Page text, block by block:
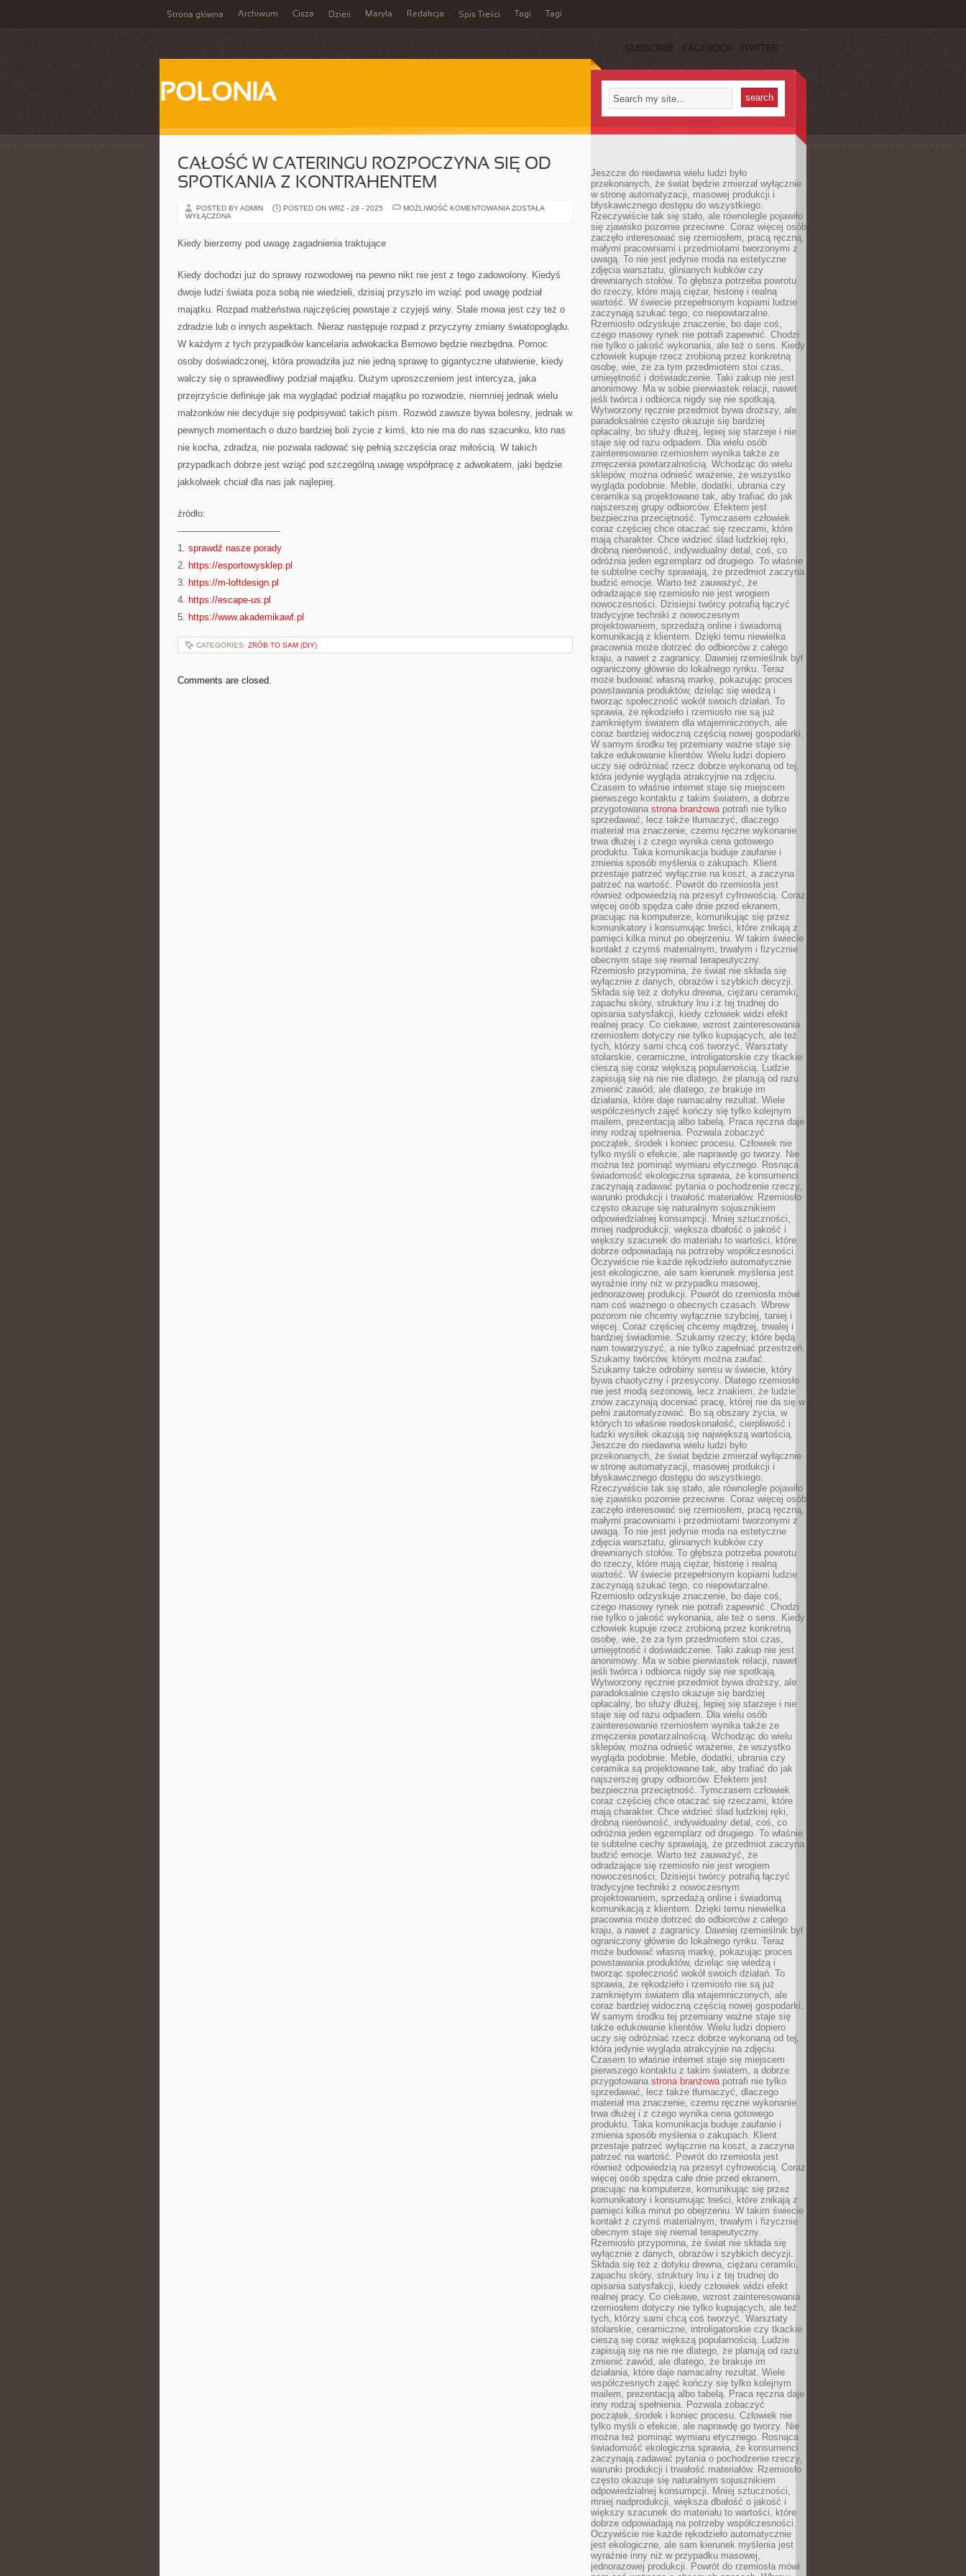
Strona główna Archiwum Cisza Dzień Maryla Redakcja Spis Treści Tagi Tagi
SUBSCRIBE FACEBOOK TWITTER
POLONIA
CAŁOŚĆ W CATERINGU ROZPOCZYNA SIĘ OD
SPOTKANIA Z KONTRAHENTEM
POSTED BY ADMIN POSTED ON WRZ - 29 - 2025 MOŻLIWOŚĆ KOMENTOWANIA CAŁOŚĆ
KONTRAHENTEM
ZOSTAŁA
WYŁĄCZONA
Kiedy bierzemy pod uwagę zagadnienia traktujące
Kiedy dochodzi już do sprawy rozwodowej na pewno nikt nie jest z tego zadowolony. Kiedyś
dwoje ludzi świata poza sobą nie wiedzieli, dzisiaj przyszło im wziąć pod uwagę podział
majątku. Rozpad małżeństwa najczęściej powstaje z czyjejś winy. Stale mowa jest czy też o
zdradzie lub o innych aspektach. Nieraz następuje rozpad z przyczyny zmiany światopoglądu.
W każdym z tych przypadków kancelaria adwokacka Bemowo będzie niezbędna. Pomoc
osoby doświadczonej, która prowadziła już nie jedną sprawę to gigantyczne ułatwienie, kiedy
walczy się o sprawiedliwy podział majątku. Dużym uproszczeniem jest intercyza, jaka
przejrzyście definiuje jak ma wyglądać podział majątku po rozwodzie, niemniej jednak wielu
małżonków nie decyduje się podpisywać takich pism. Rozwód zawsze bywa bolesny, jednak w
pewnych momentach o dużo bardziej boli życie z kimś, kto nie ma do nas szacunku, kto nas
nie kocha, zdradza, nie pozwala radować się pełnią szczęścia oraz miłością. W takich
przypadkach dobrze jest wziąć pod szczególną uwagę współpracę z adwokatem, jaki będzie
jakkolwiek chciał dla nas jak najlepiej.
źródło:
———————————
1. sprawdź nasze porady
2. https://esportowysklep.pl
3. https://m-loftdesign.pl
4. https://escape-us.pl
5. https://www.akademikawf.pl
CATEGORIES: ZRÓB TO SAM (DIY)
Comments are closed.
Jeszcze do niedawna wielu ludzi było
przekonanych, że świat będzie zmierzał wyłącznie
w stronę automatyzacji, masowej produkcji i
błyskawicznego dostępu do wszystkiego.
Rzeczywiście tak się stało, ale równolegle pojawiło
się zjawisko pozornie przeciwne. Coraz więcej osób
zaczęło interesować się rzemiosłem, pracą ręczną,
małymi pracowniami i przedmiotami tworzonymi z
uwagą. To nie jest jedynie moda na estetyczne
zdjęcia warsztatu, glinianych kubków czy
drewnianych stołów. To głębsza potrzeba powrotu
do rzeczy, które mają ciężar, historię i realną
wartość. W świecie przepełnionym kopiami ludzie
zaczynają szukać tego, co niepowtarzalne.
Rzemiosło odzyskuje znaczenie, bo daje coś,
czego masowy rynek nie potrafi zapewnić. Chodzi
nie tylko o jakość wykonania, ale też o sens. Kiedy
człowiek kupuje rzecz zrobioną przez konkretną
osobę, wie, że za tym przedmiotem stoi czas,
umiejętność i doświadczenie. Taki zakup nie jest
anonimowy. Ma w sobie pierwiastek relacji, nawet
jeśli twórca i odbiorca nigdy się nie spotkają.
Wytworzony ręcznie przedmiot bywa droższy, ale
paradoksalnie często okazuje się bardziej
opłacalny, bo służy dłużej, lepiej się starzeje i nie
staje się od razu odpadem. Dla wielu osób
zainteresowanie rzemiosłem wynika także ze
zmęczenia powtarzalnością. Wchodząc do wielu
sklepów, można odnieść wrażenie, że wszystko
wygląda podobnie. Meble, dodatki, ubrania czy
ceramika są projektowane tak, aby trafiać do jak
najszerszej grupy odbiorców. Efektem jest
bezpieczna przeciętność. Tymczasem człowiek
coraz częściej chce otaczać się rzeczami, które
mają charakter. Chce widzieć ślad ludzkiej ręki,
drobną nierówność, indywidualny detal, coś, co
odróżnia jeden egzemplarz od drugiego. To właśnie
te subtelne cechy sprawiają, że przedmiot zaczyna
budzić emocje. Warto też zauważyć, że
odradzające się rzemiosło nie jest wrogiem
nowoczesności. Dzisiejsi twórcy potrafią łączyć
tradycyjne techniki z nowoczesnym
projektowaniem, sprzedażą online i świadomą
komunikacją z klientem. Dzięki temu niewielka
pracownia może dotrzeć do odbiorców z całego
kraju, a nawet z zagranicy. Dawniej rzemieślnik był
ograniczony głównie do lokalnego rynku. Teraz
może budować własną markę, pokazując proces
powstawania produktów, dzieląc się wiedzą i
tworząc społeczność wokół swoich działań. To
sprawia, że rękodzieło i rzemiosło nie są już
zamkniętym światem dla wtajemniczonych, ale
coraz bardziej widoczną częścią nowej gospodarki.
W samym środku tej przemiany ważne staje się
także edukowanie klientów. Wielu ludzi dopiero
uczy się odróżniać rzecz dobrze wykonaną od tej,
która jedynie wygląda atrakcyjnie na zdjęciu.
Czasem to właśnie internet staje się miejscem
pierwszego kontaktu z takim światem, a dobrze
przygotowana strona branżowapotrafi nie tylko
sprzedawać, lecz także tłumaczyć, dlaczego
materiał ma znaczenie, czemu ręczne wykonanie
trwa dłużej i z czego wynika cena gotowego
produktu. Taka komunikacja buduje zaufanie i
zmienia sposób myślenia o zakupach. Klient
przestaje patrzeć wyłącznie na koszt, a zaczyna
patrzeć na wartość. Powrót do rzemiosła jest
również odpowiedzią na przesyt cyfrowością. Coraz
więcej osób spędza całe dnie przed ekranem,
pracując na komputerze, komunikując się przez
komunikatory i konsumując treści, które znikają z
pamięci kilka minut po obejrzeniu. W takim świecie
kontakt z czymś materialnym, trwałym i fizycznie
obecnym staje się niemal terapeutyczny.
Rzemiosło przypomina, że świat nie składa się
wyłącznie z danych, obrazów i szybkich decyzji.
Składa się też z dotyku drewna, ciężaru ceramiki,
zapachu skóry, struktury lnu i z tej trudnej do
opisania satysfakcji, kiedy człowiek widzi efekt
realnej pracy. Co ciekawe, wzrost zainteresowania
rzemiosłem dotyczy nie tylko kupujących, ale też
tych, którzy sami chcą coś tworzyć. Warsztaty
stolarskie, ceramiczne, introligatorskie czy tkackie
cieszą się coraz większą popularnością. Ludzie
zapisują się na nie nie dlatego, że planują od razu
zmienić zawód, ale dlatego, że brakuje im
działania, które daje namacalny rezultat. Wiele
współczesnych zajęć kończy się tylko kolejnym
mailem, prezentacją albo tabelą. Praca ręczna daje
inny rodzaj spełnienia. Pozwala zobaczyć
początek, środek i koniec procesu. Człowiek nie
tylko myśli o efekcie, ale naprawdę go tworzy. Nie
można też pominąć wymiaru etycznego. Rosnąca
świadomość ekologiczna sprawia, że konsumenci
zaczynają zadawać pytania o pochodzenie rzeczy,
warunki produkcji i trwałość materiałów. Rzemiosło
często okazuje się naturalnym sojusznikiem
odpowiedzialnej konsumpcji. Mniej sztuczności,
mniej nadprodukcji, większa dbałość o jakość i
większy szacunek do materiału to wartości, które
dobrze odpowiadają na potrzeby współczesności.
Oczywiście nie każde rękodzieło automatycznie
jest ekologiczne, ale sam kierunek myślenia jest
wyraźnie inny niż w przypadku masowej,
jednorazowej produkcji. Powrót do rzemiosła mówi
nam coś ważnego o obecnych czasach. Wbrew
pozorom nie chcemy wyłącznie szybciej, taniej i
więcej. Coraz częściej chcemy mądrzej, trwalej i
bardziej świadomie. Szukamy rzeczy, które będą
nam towarzyszyć, a nie tylko zapełniać przestrzeń.
Szukamy twórców, którym można zaufać.
Szukamy także odrobiny sensu w świecie, który
bywa chaotyczny i przesycony. Dlatego rzemiosło
nie jest modą sezonową, lecz znakiem, że ludzie
znów zaczynają doceniać pracę, której nie da się w
pełni zautomatyzować. Bo są obszary życia, w
których to właśnie niedoskonałość, cierpliwość i
ludzki wysiłek okazują się największą wartością.
Jeszcze do niedawna wielu ludzi było
przekonanych, że świat będzie zmierzał wyłącznie
w stronę automatyzacji, masowej produkcji i
błyskawicznego dostępu do wszystkiego.
Rzeczywiście tak się stało, ale równolegle pojawiło
się zjawisko pozornie przeciwne. Coraz więcej osób
zaczęło interesować się rzemiosłem, pracą ręczną,
małymi pracowniami i przedmiotami tworzonymi z
uwagą. To nie jest jedynie moda na estetyczne
zdjęcia warsztatu, glinianych kubków czy
drewnianych stołów. To głębsza potrzeba powrotu
do rzeczy, które mają ciężar, historię i realną
wartość. W świecie przepełnionym kopiami ludzie
zaczynają szukać tego, co niepowtarzalne.
Rzemiosło odzyskuje znaczenie, bo daje coś,
czego masowy rynek nie potrafi zapewnić. Chodzi
nie tylko o jakość wykonania, ale też o sens. Kiedy
człowiek kupuje rzecz zrobioną przez konkretną
osobę, wie, że za tym przedmiotem stoi czas,
umiejętność i doświadczenie. Taki zakup nie jest
anonimowy. Ma w sobie pierwiastek relacji, nawet
jeśli twórca i odbiorca nigdy się nie spotkają.
Wytworzony ręcznie przedmiot bywa droższy, ale
paradoksalnie często okazuje się bardziej
opłacalny, bo służy dłużej, lepiej się starzeje i nie
staje się od razu odpadem. Dla wielu osób
zainteresowanie rzemiosłem wynika także ze
zmęczenia powtarzalnością. Wchodząc do wielu
sklepów, można odnieść wrażenie, że wszystko
wygląda podobnie. Meble, dodatki, ubrania czy
ceramika są projektowane tak, aby trafiać do jak
najszerszej grupy odbiorców. Efektem jest
bezpieczna przeciętność. Tymczasem człowiek
coraz częściej chce otaczać się rzeczami, które
mają charakter. Chce widzieć ślad ludzkiej ręki,
drobną nierówność, indywidualny detal, coś, co
odróżnia jeden egzemplarz od drugiego. To właśnie
te subtelne cechy sprawiają, że przedmiot zaczyna
budzić emocje. Warto też zauważyć, że
odradzające się rzemiosło nie jest wrogiem
nowoczesności. Dzisiejsi twórcy potrafią łączyć
tradycyjne techniki z nowoczesnym
projektowaniem, sprzedażą online i świadomą
komunikacją z klientem. Dzięki temu niewielka
pracownia może dotrzeć do odbiorców z całego
kraju, a nawet z zagranicy. Dawniej rzemieślnik był
ograniczony głównie do lokalnego rynku. Teraz
może budować własną markę, pokazując proces
powstawania produktów, dzieląc się wiedzą i
tworząc społeczność wokół swoich działań. To
sprawia, że rękodzieło i rzemiosło nie są już
zamkniętym światem dla wtajemniczonych, ale
coraz bardziej widoczną częścią nowej gospodarki.
W samym środku tej przemiany ważne staje się
także edukowanie klientów. Wielu ludzi dopiero
uczy się odróżniać rzecz dobrze wykonaną od tej,
która jedynie wygląda atrakcyjnie na zdjęciu.
Czasem to właśnie internet staje się miejscem
pierwszego kontaktu z takim światem, a dobrze
przygotowana strona branżowapotrafi nie tylko
sprzedawać, lecz także tłumaczyć, dlaczego
materiał ma znaczenie, czemu ręczne wykonanie
trwa dłużej i z czego wynika cena gotowego
produktu. Taka komunikacja buduje zaufanie i
zmienia sposób myślenia o zakupach. Klient
przestaje patrzeć wyłącznie na koszt, a zaczyna
patrzeć na wartość. Powrót do rzemiosła jest
również odpowiedzią na przesyt cyfrowością. Coraz
więcej osób spędza całe dnie przed ekranem,
pracując na komputerze, komunikując się przez
komunikatory i konsumując treści, które znikają z
pamięci kilka minut po obejrzeniu. W takim świecie
kontakt z czymś materialnym, trwałym i fizycznie
obecnym staje się niemal terapeutyczny.
Rzemiosło przypomina, że świat nie składa się
wyłącznie z danych, obrazów i szybkich decyzji.
Składa się też z dotyku drewna, ciężaru ceramiki,
zapachu skóry, struktury lnu i z tej trudnej do
opisania satysfakcji, kiedy człowiek widzi efekt
realnej pracy. Co ciekawe, wzrost zainteresowania
rzemiosłem dotyczy nie tylko kupujących, ale też
tych, którzy sami chcą coś tworzyć. Warsztaty
stolarskie, ceramiczne, introligatorskie czy tkackie
cieszą się coraz większą popularnością. Ludzie
zapisują się na nie nie dlatego, że planują od razu
zmienić zawód, ale dlatego, że brakuje im
działania, które daje namacalny rezultat. Wiele
współczesnych zajęć kończy się tylko kolejnym
mailem, prezentacją albo tabelą. Praca ręczna daje
inny rodzaj spełnienia. Pozwala zobaczyć
początek, środek i koniec procesu. Człowiek nie
tylko myśli o efekcie, ale naprawdę go tworzy. Nie
można też pominąć wymiaru etycznego. Rosnąca
świadomość ekologiczna sprawia, że konsumenci
zaczynają zadawać pytania o pochodzenie rzeczy,
warunki produkcji i trwałość materiałów. Rzemiosło
często okazuje się naturalnym sojusznikiem
odpowiedzialnej konsumpcji. Mniej sztuczności,
mniej nadprodukcji, większa dbałość o jakość i
większy szacunek do materiału to wartości, które
dobrze odpowiadają na potrzeby współczesności.
Oczywiście nie każde rękodzieło automatycznie
jest ekologiczne, ale sam kierunek myślenia jest
wyraźnie inny niż w przypadku masowej,
jednorazowej produkcji. Powrót do rzemiosła mówi